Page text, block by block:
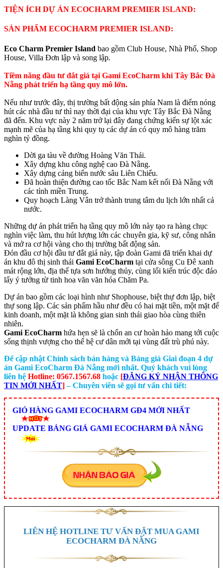
TIỆN ÍCH DỰ ÁN ECOCHARM PREMIER ISLAND:
SẢN PHẨM ECOCHARM PREMIER ISLAND:
Eco Charm Premier Island bao gồm Club House, Nhà Phố, Shop
House, Villa Đơn lập và song lập.
Tiềm năng đầu tư đắt giá tại Gami EcoCharm khi Tây Bắc Đà
Nẵng phát triển hạ tầng quy mô lớn.
Nếu như trước đây, thị trường bất động sản phía Nam là điểm nóng
hút các nhà đầu tư thì nay thời đại của khu vực Tây Bắc Đà Nẵng
đã đến. Khu vực này 2 năm trở lại đây đang chứng kiến sự lột xác
mạnh mẽ của hạ tầng khi quy tụ các dự án có quy mô hàng trăm
nghìn tỷ đồng.
Dời ga tàu về đường Hoàng Văn Thái.
Xây dựng khu công nghệ cao Đà Nẵng.
Xây dựng cảng biển nước sâu Liên Chiểu.
Đã hoàn thiện đường cao tốc Bắc Nam kết nối Đà Nẵng với
các tỉnh miền Trung.
Quy hoạch Làng Vân trở thành trung tâm du lịch lớn nhất cả
nước.
Những dự án phát triển hạ tầng quy mô lớn này tạo ra hàng chục
nghìn việc làm, thu hút lượng lớn các chuyên gia, kỹ sư, công nhân
và mở ra cơ hội vàng cho thị trường bất động sản.
Đón đầu cơ hội đầu tư đắt giá này, tập đoàn Gami đã triển khai dự
án khu đô thị sinh thái Gami EcoCharm tại cửa sông Cu Đê xanh
mát rộng lớn, địa thế tựa sơn hướng thủy, cùng lối kiến trúc độc đáo
lấy ý tưởng từ tinh hoa văn văn hóa Chăm Pa.
Dự án bao gồm các loại hình như Shophouse, biệt thự đơn lập, biệt
thự song lập. Các sản phẩm hầu như đều có hai mặt tiền, một mặt để
kinh doanh, một mặt là không gian sinh thái giao hòa cùng thiên
nhiên.
Gami EcoCharm hứa hẹn sẽ là chốn an cư hoàn hảo mang tới cuộc
sống thịnh vượng cho thế hệ cư dân mới tại vùng đất trù phú này.
Để cập nhật Chính sách bán hàng và Bảng giá Giai đoạn 4 dự
án Gami EcoCharm Đà Nẵng mới nhất. Quý khách vui lòng
liên hệ Hotline: 0567.1567.68 hoặc [ĐĂNG KÝ NHẬN THÔNG
TIN MỚI NHẤT]– Chuyên viên sẽ gọi tư vấn chi tiết:
GIỎ HÀNG GAMI ECOCHARM GĐ4 MỚI NHẤT
UPDATE BẢNG GIÁ GAMI ECOCHARM ĐÀ NẴNG
LIÊN HỆ HOTLINE TƯ VẤN ĐẶT MUA GAMI
ECOCHARM ĐÀ NẴNG